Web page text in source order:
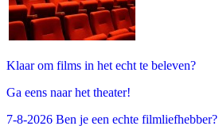
Klaar om films in het echt te beleven?
Ga eens naar het theater!
7-8-2026 Ben je een echte